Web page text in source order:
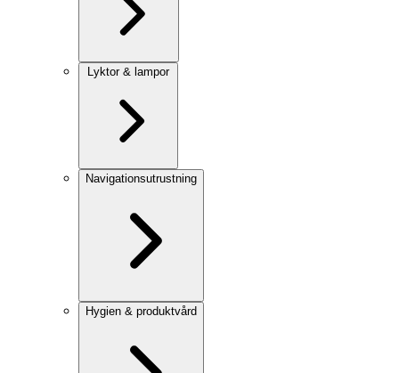
Lyktor & lampor
Navigationsutrustning
Hygien & produktvård